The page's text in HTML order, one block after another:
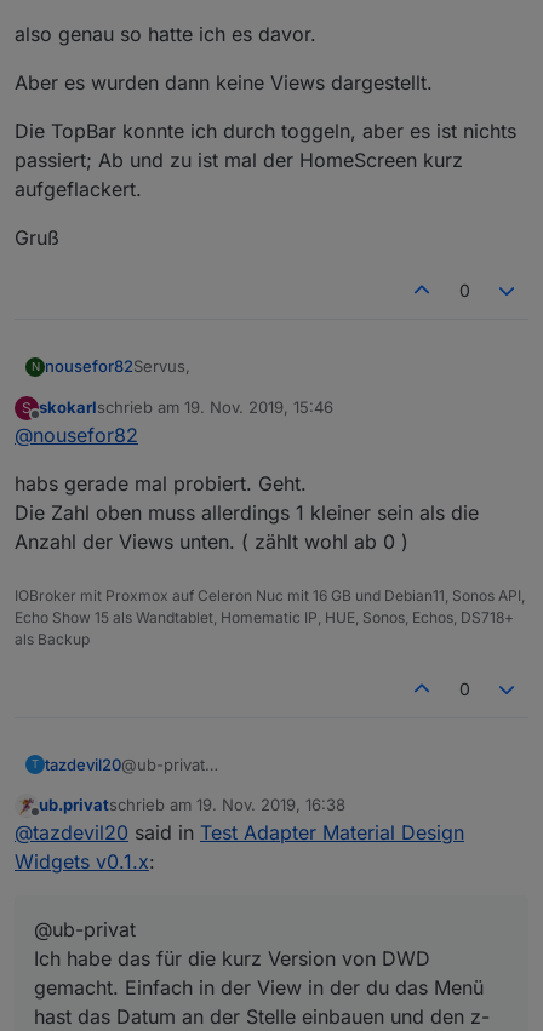
also genau so hatte ich es davor.
Aber es wurden dann keine Views dargestellt.
Die TopBar konnte ich durch toggeln, aber es ist nichts
passiert; Ab und zu ist mal der HomeScreen kurz
aufgeflackert.
Gruß
0
N nousefor82Servus,
also genau so hatte ich es davor.
Die TopBar konnte ich durch toggeln, aber es ist
nichts passiert; Ab und zu ist mal der HomeScreen
kurz aufgeflackert.
Gruß
S
Offline
skokarlschrieb am 19. Nov. 2019, 15:46
zuletzt editiert von
@nousefor82
habs gerade mal probiert. Geht.
Die Zahl oben muss allerdings 1 kleiner sein als die
Anzahl der Views unten. ( zählt wohl ab 0 )
IOBroker mit Proxmox auf Celeron Nuc mit 16 GB und Debian11, Sonos API,
Echo Show 15 als Wandtablet, Homematic IP, HUE, Sonos, Echos, DS718+
als Backup
0
T tazdevil20@ub-privat
gemacht. Einfach in der View in der du das Menü
hast das Datum an der Stelle einbauen und den z-
index höher einstellen als den des Menüs.
Offline
ub.privatschrieb am 19. Nov. 2019, 16:38
zuletzt editiert von
@tazdevil20 said in Test Adapter Material Design
Widgets v0.1.x:
@ub-privat
Ich habe das für die kurz Version von DWD
gemacht. Einfach in der View in der du das Menü
hast das Datum an der Stelle einbauen und den z-